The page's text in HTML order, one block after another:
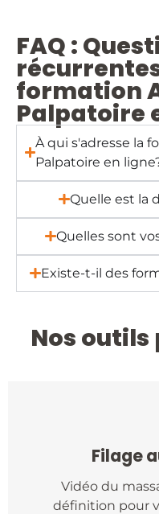
FAQ :
formation
Palpatoire
À qui s'adresse la
Palpatoire en
Quelle est la
Quelles sont
Existe-t-il des
Nos
Filage
Vidéo du
définition pour